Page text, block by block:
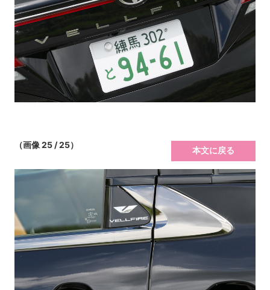
（画像 25 / 25）
本文に戻る